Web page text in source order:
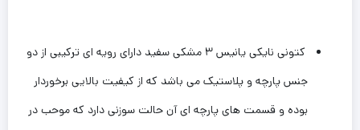
کتونی نایکی یانیس ۳ مشکی سفید دارای رویه ای ترکیبی از دو
جنس پارچه و پلاستیک می باشد که از کیفیت بالایی برخوردار
بوده و قسمت های پارچه ای آن حالت سوزنی دارد که موحب در